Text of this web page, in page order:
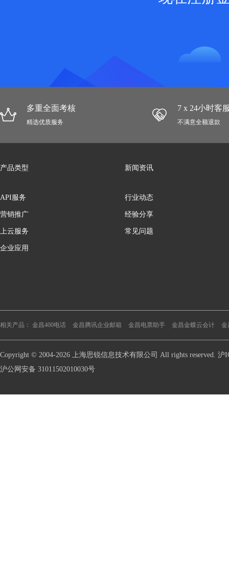
多重全面考核
精选优质服务
7 x 24小时客
不满意全额退款
产品类型
API服务
营销推广
上云服务
企业应用
新闻资讯
行业动态
经验分享
常见问题
相关产品： 金昌400电话 金昌腾讯企业邮箱 金昌电票助手 金昌金蝶云会计 金
Copyright © 2004-2026 上海思锐信息技术有限公司 All rights reserved. 沪
沪公网安备 31011502010030号